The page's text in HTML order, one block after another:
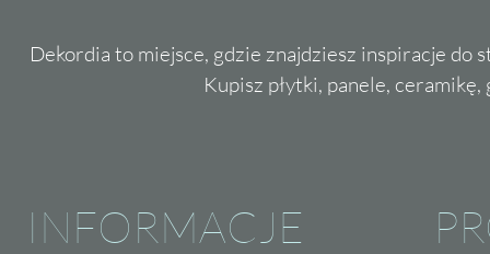
Dekordia to miejsce, gdzie znajdziesz inspiracje do
Kupisz płytki, panele,
INFORMACJE